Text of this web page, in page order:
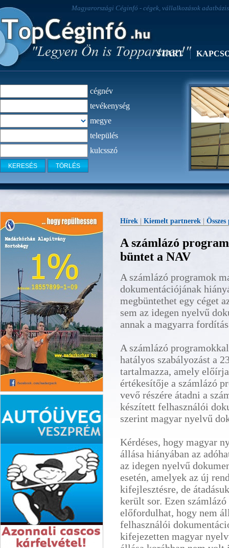
Magyarországi Céginfó - cégek, vállalkozások
START
cégnév
tevékenység
megye
település
kulcsszó
Hortobágyi Madárpark
Hírek | Kiemelt partnerek |
A számlázó
büntet a NAV
A számlázó programok
dokumentációjának
megbüntethet egy céget
sem az idegen nyelvű
annak a magyarra
A számlázó
hatályos szabályozást a
tartalmazza, amely
értékesítője a számlázó
vevő részére átadni a
készített felhasználói
szerint magyar nyelvű
Kérdéses, hogy magyar
állása hiányában az
az idegen nyelvű
esetén, amelyek az új
kifejlesztésre, de
került sor. Ezen
előfordulhat, hogy nem
felhasználói
kifejezetten magyar